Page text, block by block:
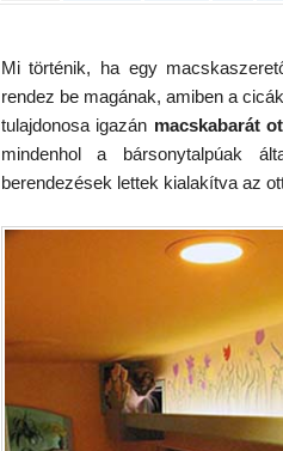
Mi történik, ha egy
rendez be magának, amiben a
tulajdonosa igazán macskabarát
mindenhol a bársonytalpúak
berendezések lettek kialakítva az